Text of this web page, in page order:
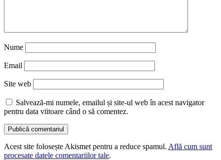
Nume
Email
Site web
Salvează-mi numele, emailul și site-ul web în acest navigator
pentru data viitoare când o să comentez.
Acest site folosește Akismet pentru a reduce spamul. Află cum sunt
procesate datele comentariilor tale.